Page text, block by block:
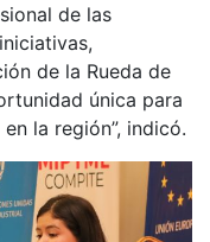
de las
de la Rueda de
única para
la región”, indicó.